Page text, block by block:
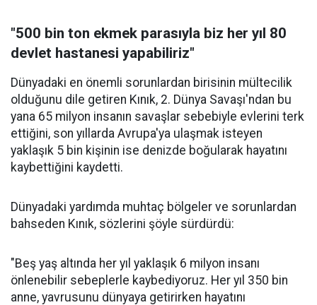
"500 bin ton ekmek parasıyla biz her yıl 80
devlet hastanesi yapabiliriz"
Dünyadaki en önemli sorunlardan birisinin mültecilik
olduğunu dile getiren Kınık, 2. Dünya Savaşı'ndan bu
yana 65 milyon insanın savaşlar sebebiyle evlerini terk
ettiğini, son yıllarda Avrupa'ya ulaşmak isteyen
yaklaşık 5 bin kişinin ise denizde boğularak hayatını
kaybettiğini kaydetti.
Dünyadaki yardımda muhtaç bölgeler ve sorunlardan
bahseden Kınık, sözlerini şöyle sürdürdü:
"Beş yaş altında her yıl yaklaşık 6 milyon insanı
önlenebilir sebeplerle kaybediyoruz. Her yıl 350 bin
anne, yavrusunu dünyaya getirirken hayatını